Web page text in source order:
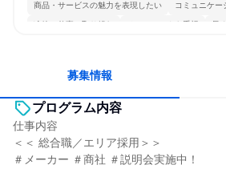
商品・サービスの魅力を表現したい コミュニケー
冷静に仕事に取り組む チームワークを重視 長
募集情報
プログラム内容
仕事内容
＜＜ 総合職／エリア採用＞＞
＃メーカー ＃商社 ＃説明会実施中！